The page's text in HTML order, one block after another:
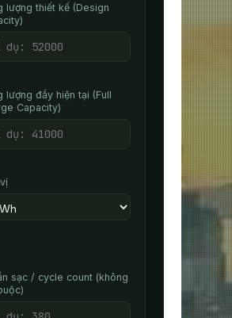
lượng thiết kế (Design
lượng đầy hiện tại (Full
Capacity)
sạc / cycle count (không